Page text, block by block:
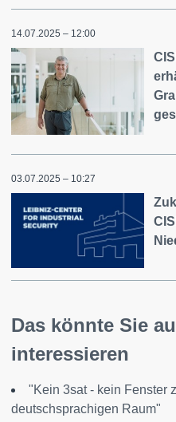
14.07.2025 – 12:00
03.07.2025 – 10:27
Das könnte Sie
interessieren
"Kein 3sat - kein Fenster
deutschsprachigen Raum"